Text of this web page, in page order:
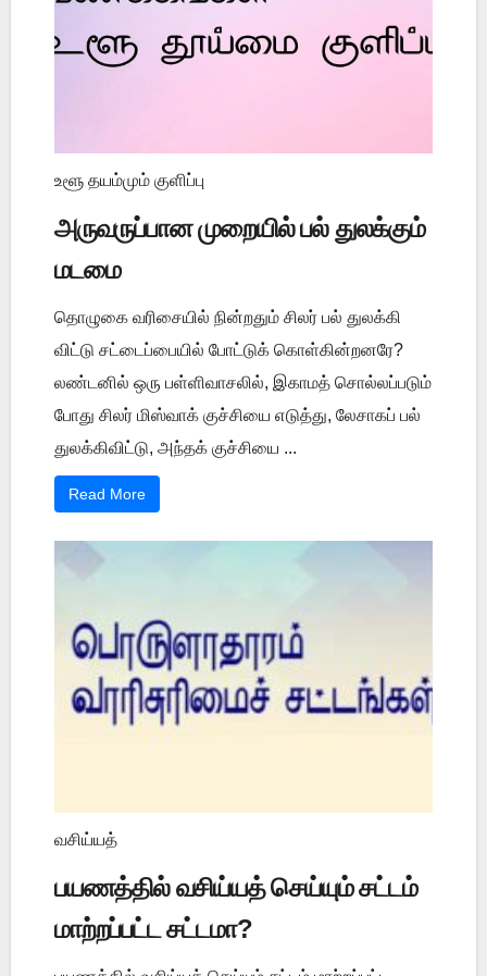
உளூ தயம்மும் குளிப்பு
அருவருப்பான முறையில் பல் துலக்கும்
மடமை
தொழுகை வரிசையில் நின்றதும் சிலர் பல் துலக்கி
விட்டு சட்டைப்பையில் போட்டுக் கொள்கின்றனரே?
லண்டனில் ஒரு பள்ளிவாசலில், இகாமத் சொல்லப்படும்
போது சிலர் மிஸ்வாக் குச்சியை எடுத்து, லேசாகப் பல்
துலக்கிவிட்டு, அந்தக் குச்சியை ...
Read More
வசிய்யத்
பயணத்தில் வசிய்யத் செய்யும் சட்டம்
மாற்றப்பட்ட சட்டமா?